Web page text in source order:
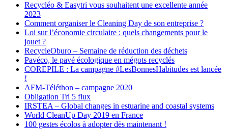
Recycléo & Easytri vous souhaitent une excellente année
2023
Comment organiser le Cleaning Day de son entreprise ?
Loi sur l’économie circulaire : quels changements pour le
jouet ?
RecycleOburo – Semaine de réduction des déchets
Pavéco, le pavé écologique en mégots recyclés
COREPILE : La campagne #LesBonnesHabitudes est lancée
!
AFM-Téléthon – campagne 2020
Obligation Tri 5 flux
IRSTEA – Global changes in estuarine and coastal systems
World CleanUp Day 2019 en France
100 gestes écolos à adopter dès maintenant !